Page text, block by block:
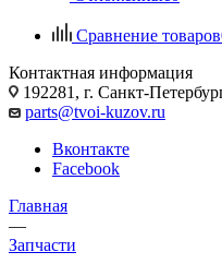
Сравнение товаров
Контактная информация
192281, г. Санкт-
parts@tvoi-kuzov.ru
Вконтакте
Facebook
Главная
—
Запчасти